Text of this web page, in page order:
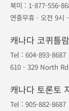
북미 : 1-877-556-
연중무휴 · 오전 9시
캐나다 코퀴틀
Tel : 604-893-8687
610 - 329 North
캐나다 토론토
Tel : 905-882-8687